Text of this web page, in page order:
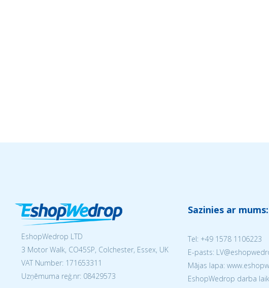
EshopWedrop LTD
3 Motor Walk, CO45SP, Colchester, Essex, UK
VAT Number: 171653311
Uzņēmuma reģ.nr: 08429573
Sazinies ar mums:
Tel: +49 1578 1106223
E-pasts:
Mājas lapa:
EshopWedrop darba